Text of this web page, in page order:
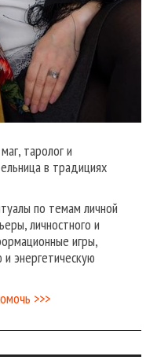
таролог и
в традициях
по темам личной
личностного и
игры,
энергетическую
>>>